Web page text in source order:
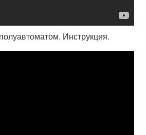
Инструкция.